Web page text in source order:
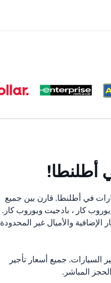
أطلنطا!
في أطلنطا. قارن بين جميع
كار ، بادجيت ويوروب كار.
والأميال غير المحدودة
السيارات. جميع أسعار تأجير